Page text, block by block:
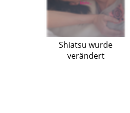
Shiatsu wurde
verändert